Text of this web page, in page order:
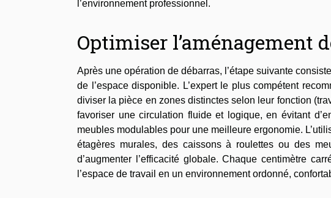
l’environnement professionnel.
Optimiser l’aménagement
Après une opération de débarras, l’étape suivante
de l’espace disponible. L’expert le plus compétent
diviser la pièce en zones distinctes selon leur fonction
favoriser une circulation fluide et logique, en évitant
meubles modulables pour une meilleure ergonomie.
étagères murales, des caissons à roulettes ou des
d’augmenter l’efficacité globale. Chaque centimètre
l’espace de travail en un environnement ordonné,